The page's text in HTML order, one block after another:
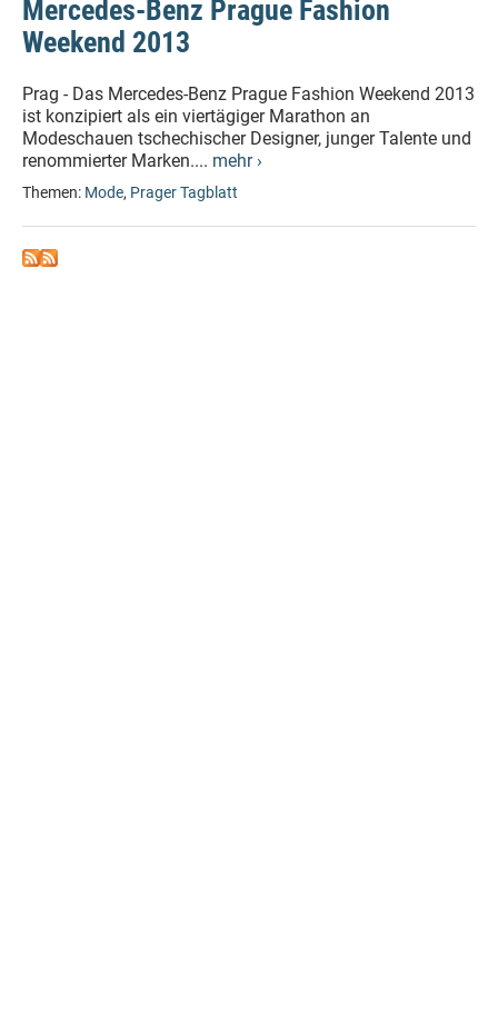
Mercedes-Benz Prague Fashion
Weekend 2013
Prag - Das Mercedes-Benz Prague Fashion Weekend 2013
ist konzipiert als ein viertägiger Marathon an
Modeschauen tschechischer Designer, junger Talente und
renommierter Marken.... mehr ›
Themen: Mode, Prager Tagblatt